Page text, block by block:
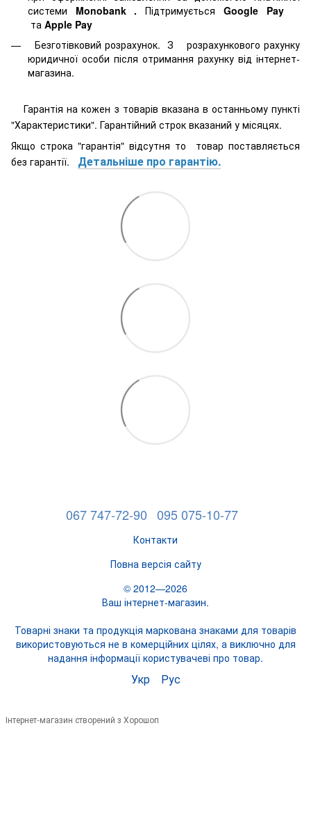
системи Monobank .Підтримується Google Pay
та Apple Pay
Безготівковий розрахунок. З розрахункового рахунку
юридичної особи після отримання рахунку від інтернет-
магазина.
Гарантія на кожен з товарів вказана в останньому пункті
"Характеристики". Гарантійний строк вказаний у місяцях.
Якщо строка "гарантія" відсутня то товар поставляється
без гарантії. Детальніше про гарантію.
067 747-72-90 095 075-10-77
Контакти
Повна версія сайту
© 2012—2026
Ваш інтернет-магазин.
Товарні знаки та продукція маркована знаками для товарів
використовуються не в комерційних цілях, а виключно для
надання інформації користувачеві про товар.
Укр Рус
Інтернет-магазин створений з Хорошоп